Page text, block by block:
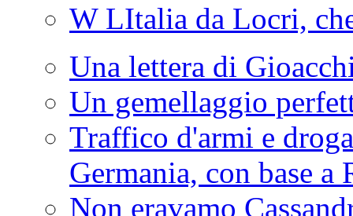
W LItalia da Locri,
Una lettera di
Un gemellaggio
Traffico d'armi e
Germania, con base a
Non eravamo